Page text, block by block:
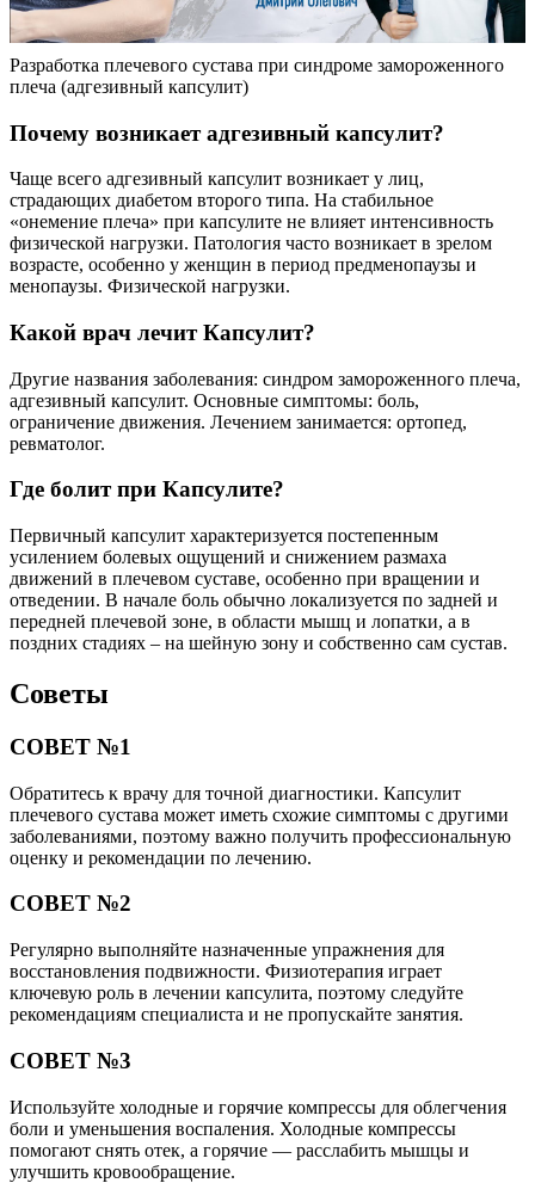
Разработка плечевого сустава при синдроме замороженного
плеча (адгезивный капсулит)
Почему возникает адгезивный капсулит?
Чаще всего адгезивный капсулит возникает у лиц,
страдающих диабетом второго типа. На стабильное
«онемение плеча» при капсулите не влияет интенсивность
физической нагрузки. Патология часто возникает в зрелом
возрасте, особенно у женщин в период предменопаузы и
менопаузы. Физической нагрузки.
Какой врач лечит Капсулит?
Другие названия заболевания: синдром замороженного плеча,
адгезивный капсулит. Основные симптомы: боль,
ограничение движения. Лечением занимается: ортопед,
ревматолог.
Где болит при Капсулите?
Первичный капсулит характеризуется постепенным
усилением болевых ощущений и снижением размаха
движений в плечевом суставе, особенно при вращении и
отведении. В начале боль обычно локализуется по задней и
передней плечевой зоне, в области мышц и лопатки, а в
поздних стадиях – на шейную зону и собственно сам сустав.
Советы
СОВЕТ №1
Обратитесь к врачу для точной диагностики. Капсулит
плечевого сустава может иметь схожие симптомы с другими
заболеваниями, поэтому важно получить профессиональную
оценку и рекомендации по лечению.
СОВЕТ №2
Регулярно выполняйте назначенные упражнения для
восстановления подвижности. Физиотерапия играет
ключевую роль в лечении капсулита, поэтому следуйте
рекомендациям специалиста и не пропускайте занятия.
СОВЕТ №3
Используйте холодные и горячие компрессы для облегчения
боли и уменьшения воспаления. Холодные компрессы
помогают снять отек, а горячие — расслабить мышцы и
улучшить кровообращение.